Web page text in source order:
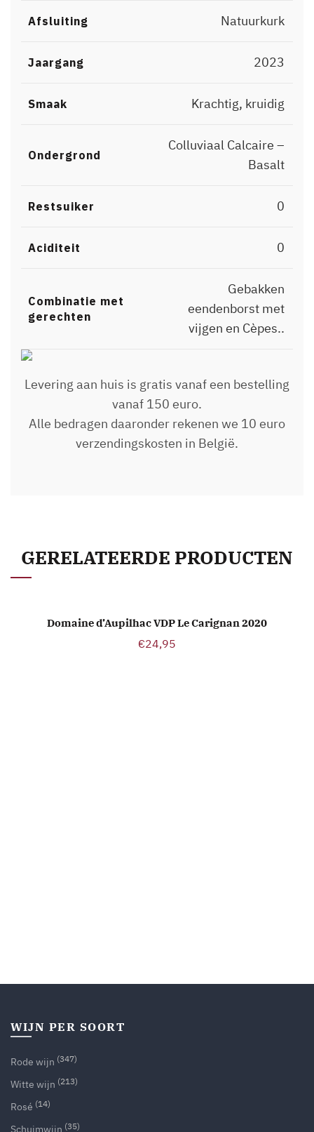
Afsluiting Natuurkurk
Jaargang 2023
Smaak Krachtig, kruidig
Ondergrond
Colluviaal Calcaire –
Basalt
Restsuiker 0
Aciditeit 0
Combinatie met
gerechten
Gebakken
eendenborst met
vijgen en Cèpes..
Levering aan huis is gratis vanaf een bestelling
vanaf 150 euro.
Alle bedragen daaronder rekenen we 10 euro
verzendingskosten in België.
GERELATEERDE PRODUCTEN
TOEVOEGEN AAN WINKELWAGEN
Domaine d’Aupilhac VDP Le Carignan 2020
€24,95
WIJN PER SOORT
Rode wijn (347)
Witte wijn (213)
Rosé (14)
Schuimwijn (35)